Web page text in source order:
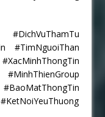
#TimNguoiThan